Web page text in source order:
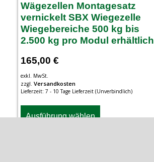
Wägezellen Montagesatz
vernickelt SBX Wiegezelle
Wiegebereiche 500 kg bis
2.500 kg pro Modul erhältlich
165,00 €
exkl. MwSt.
zzgl. Versandkosten
Lieferzeit: 7 - 10 Tage Lieferzeit (Unverbindlich)
Ausführung wählen